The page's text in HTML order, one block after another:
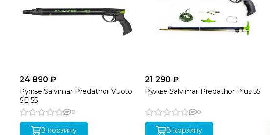
24 890 ₽
Ружье Salvimar Predathor Vuoto
SE 55
0
В корзину
21 290 ₽
Ружье Salvimar Predathor Plus 55
0
В корзину